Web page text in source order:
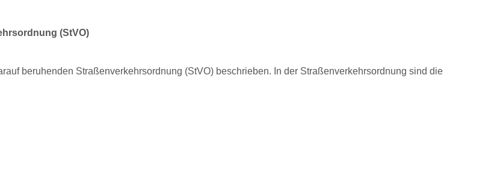
(StVO)
beruhenden Straßenverkehrsordnung (StVO) beschrieben. In der Straßenverkehrsordnung sind die